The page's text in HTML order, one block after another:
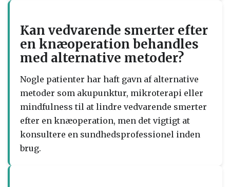
Kan vedvarende smerter efter
en knæoperation behandles
med alternative metoder?
Nogle patienter har haft gavn af alternative
metoder som akupunktur, mikroterapi eller
mindfulness til at lindre vedvarende smerter
efter en knæoperation, men det vigtigt at
konsultere en sundhedsprofessionel inden
brug.